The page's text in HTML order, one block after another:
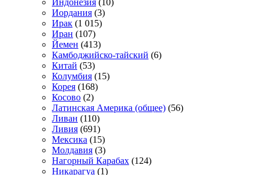
Индонезия (10)
Иордания (3)
Ирак (1 015)
Иран (107)
Йемен (413)
Камбоджийско-тайский (6)
Китай (53)
Колумбия (15)
Корея (168)
Косово (2)
Латинская Америка (общее) (56)
Ливан (110)
Ливия (691)
Мексика (15)
Молдавия (3)
Нагорный Карабах (124)
Никарагуа (1)